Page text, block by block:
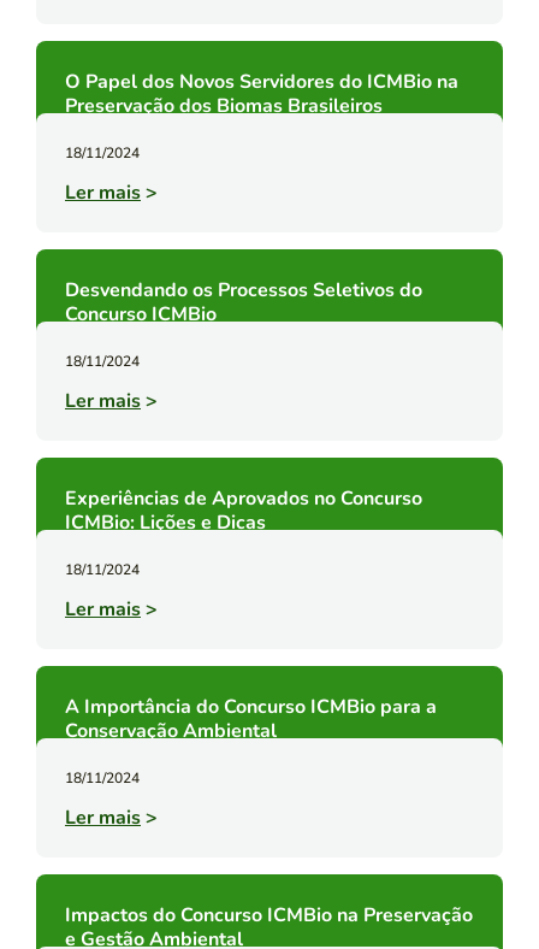
O Papel dos Novos Servidores do ICMBio na
Preservação dos Biomas Brasileiros
18/11/2024
Ler mais>
Desvendando os Processos Seletivos do
Concurso ICMBio
18/11/2024
Ler mais>
Experiências de Aprovados no Concurso
ICMBio: Lições e Dicas
18/11/2024
Ler mais>
A Importância do Concurso ICMBio para a
Conservação Ambiental
18/11/2024
Ler mais>
Impactos do Concurso ICMBio na Preservação
e Gestão Ambiental